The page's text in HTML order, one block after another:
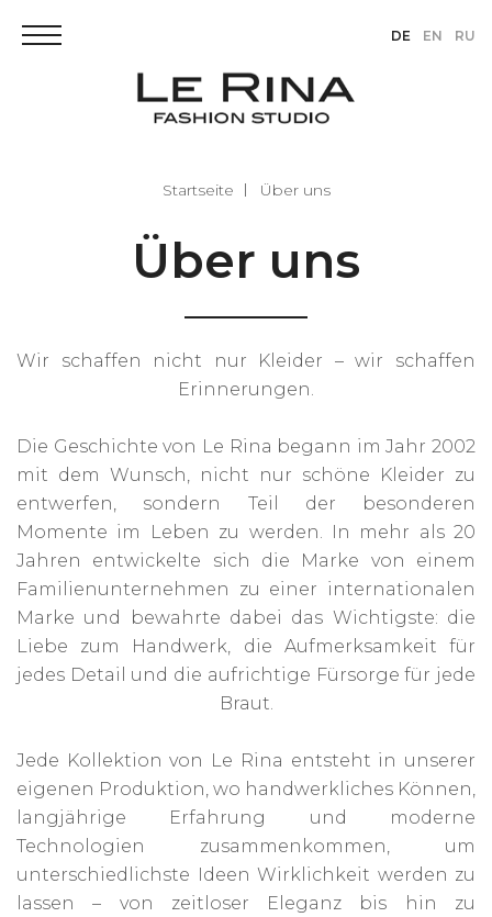
DE EN RU
Startseite Über uns
Über uns
Wir schaffen nicht nur Kleider – wir schaffen
Erinnerungen.
Die Geschichte von Le Rina begann im Jahr 2002
mit dem Wunsch, nicht nur schöne Kleider zu
entwerfen, sondern Teil der besonderen
Momente im Leben zu werden. In mehr als 20
Jahren entwickelte sich die Marke von einem
Familienunternehmen zu einer internationalen
Marke und bewahrte dabei das Wichtigste: die
Liebe zum Handwerk, die Aufmerksamkeit für
jedes Detail und die aufrichtige Fürsorge für jede
Braut.
Jede Kollektion von Le Rina entsteht in unserer
eigenen Produktion, wo handwerkliches Können,
langjährige Erfahrung und moderne
Technologien zusammenkommen, um
unterschiedlichste Ideen Wirklichkeit werden zu
lassen – von zeitloser Eleganz bis hin zu